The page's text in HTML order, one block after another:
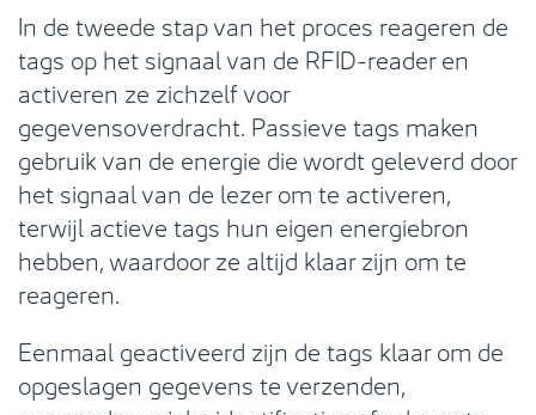
In de tweede stap van het proces reageren de
tags op het signaal van de RFID-reader en
activeren ze zichzelf voor
gegevensoverdracht. Passieve tags maken
gebruik van de energie die wordt geleverd door
het signaal van de lezer om te activeren,
terwijl actieve tags hun eigen energiebron
hebben, waardoor ze altijd klaar zijn om te
reageren.
Eenmaal geactiveerd zijn de tags klaar om de
opgeslagen gegevens te verzenden,